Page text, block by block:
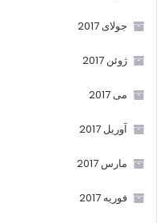
جولای 2017
ژوئن 2017
می 2017
آوریل 2017
مارس 2017
فوریه 2017